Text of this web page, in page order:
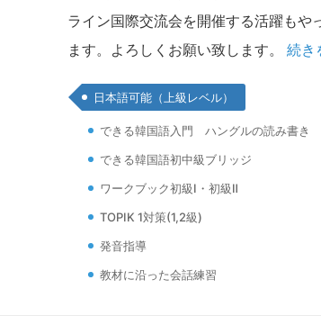
ライン国際交流会を開催する活躍もや
ます。よろしくお願い致します。続き
日本語可能（上級レベル）
できる韓国語入門 ハングルの読み書き
できる韓国語初中級ブリッジ
ワークブック初級Ⅰ・初級Ⅱ
TOPIK 1対策(1,2級)
発音指導
教材に沿った会話練習